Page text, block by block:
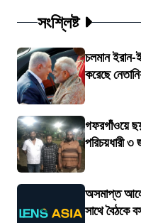
সংশ্লিষ্ট
চলমান ইরান-
করেছে
গফরগাঁওয়ে ছয়
পরিচয়ধারী
অসমাপ্ত
সাথে বৈঠকে